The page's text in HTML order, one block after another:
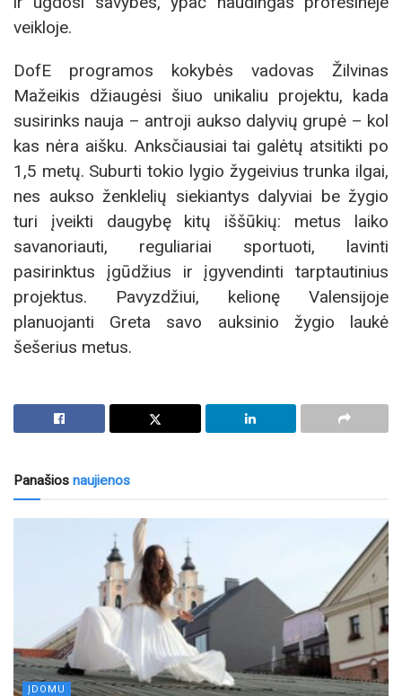
veikloje.
DofE programos kokybės vadovas Žilvinas
Mažeikis džiaugėsi šiuo unikaliu projektu, kada
susirinks nauja – antroji aukso dalyvių grupė – kol
kas nėra aišku. Anksčiausiai tai galėtų atsitikti po
1,5 metų. Suburti tokio lygio žygeivius trunka ilgai,
nes aukso ženklelių siekiantys dalyviai be žygio
turi įveikti daugybę kitų iššūkių: metus laiko
savanoriauti, reguliariai sportuoti, lavinti
pasirinktus įgūdžius ir įgyvendinti tarptautinius
projektus. Pavyzdžiui, kelionę Valensijoje
planuojanti Greta savo auksinio žygio laukė
šešerius metus.
Panašios naujienos
ĮDOMU